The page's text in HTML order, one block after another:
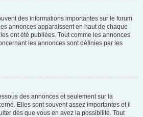
des informations importantes sur le forum
annonces apparaissent en haut de chaque
ont été publiées. Tout comme les annonces
les annonces sont définies par les
des annonces et seulement sur la
Elles sont souvent assez importantes et il
dès que vous en avez la possibilité. Tout